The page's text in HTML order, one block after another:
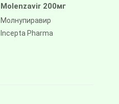
Molenzavir 200мг
Молнупиравир
Incepta Pharma